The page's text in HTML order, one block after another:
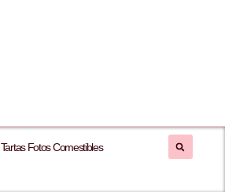
Tartas Fotos Comestibles